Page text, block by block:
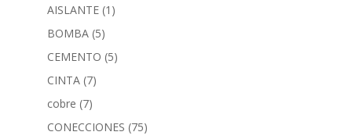
AISLANTE (1)
BOMBA (5)
CEMENTO (5)
CINTA (7)
cobre (7)
CONECCIONES (75)